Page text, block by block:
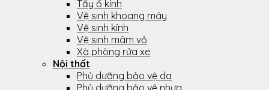
Tẩy ố kính
Vệ sinh khoang máy
Vệ sinh kính
Vệ sinh mâm vỏ
Xà phòng rửa xe
Nội thất
Phủ dưỡng bảo vệ da